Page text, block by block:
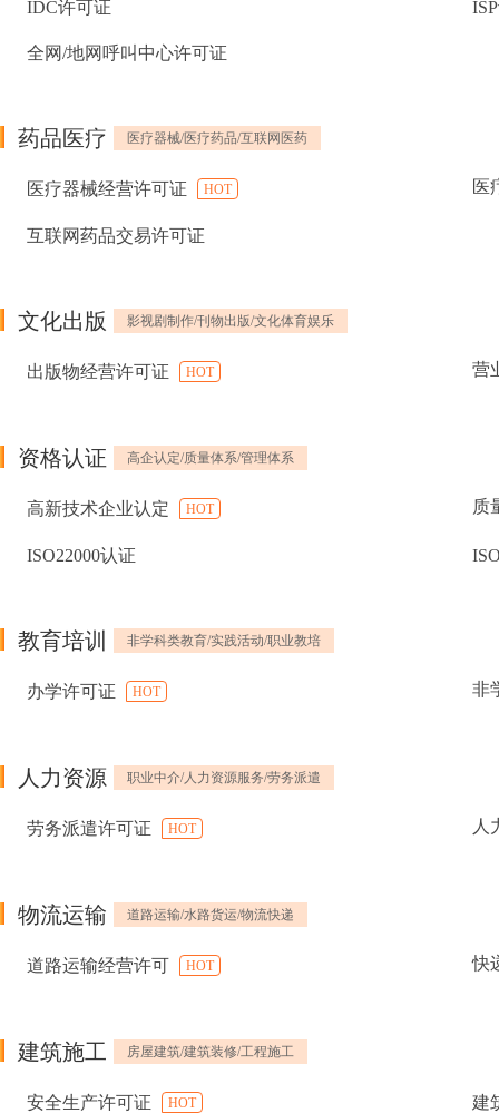
IDC许可证
全网/地网呼叫中心许可证
药品医疗 医疗器械/医疗药品/互联网医药
医疗器械经营许可证 HOT 医
互联网药品交易许可证
文化出版 影视剧制作/刊物出版/文化体育娱乐
出版物经营许可证 HOT 营
资格认证 高企认定/质量体系/管理体系
高新技术企业认定 HOT 质
ISO22000认证
教育培训 非学科类教育/实践活动/职业教培
办学许可证 HOT 非
人力资源 职业中介/人力资源服务/劳务派遣
劳务派遣许可证 HOT 人
物流运输 道路运输/水路货运/物流快递
道路运输经营许可 HOT 快
建筑施工 房屋建筑/建筑装修/工程施工
安全生产许可证 HOT 建